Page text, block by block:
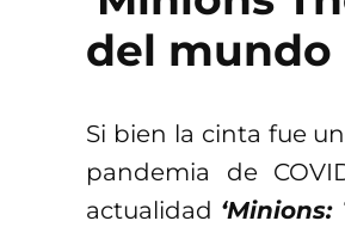
del mundo
Si bien la cinta fue
pandemia de
actualidad ‘Minions: